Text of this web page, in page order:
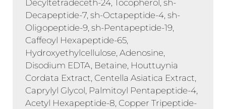
Decyltetradeceth-24, Tocopherol, sh-
Decapeptide-7, sh-Octapeptide-4, sh-
Oligopeptide-9, sh-Pentapeptide-19,
Caffeoyl Hexapeptide-65,
Hydroxyethylcellulose, Adenosine,
Disodium EDTA, Betaine, Houttuynia
Cordata Extract, Centella Asiatica Extract,
Caprylyl Glycol, Palmitoyl Pentapeptide-4,
Acetyl Hexapeptide-8, Copper Tripeptide-